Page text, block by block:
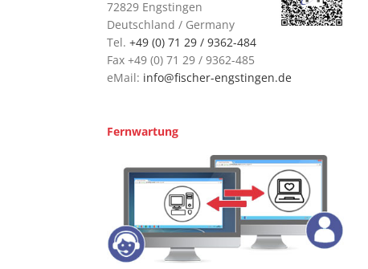
72829 Engstingen
Deutschland / Germany
Tel. +49 (0) 71 29 / 9362-484
Fax +49 (0) 71 29 / 9362-485
eMail: info@fischer-engstingen.de
Fernwartung